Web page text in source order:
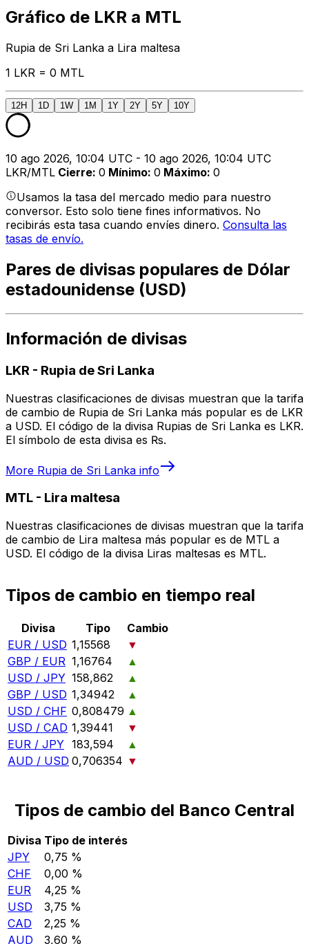
Gráfico de LKR a MTL
Rupia de Sri Lanka a Lira maltesa
1 LKR = 0 MTL
12H 1D 1W 1M 1Y 2Y 5Y 10Y
10 ago 2026, 10:04 UTC - 10 ago 2026, 10:04 UTC
LKR/MTL Cierre: 0 Mínimo: 0 Máximo: 0
Usamos la tasa del mercado medio para nuestro
conversor. Esto solo tiene fines informativos. No
recibirás esta tasa cuando envíes dinero. Consulta las
tasas de envío.
Pares de divisas populares de Dólar
estadounidense (USD)
Información de divisas
LKR - Rupia de Sri Lanka
Nuestras clasificaciones de divisas muestran que la tarifa
de cambio de Rupia de Sri Lanka más popular es de LKR
a USD. El código de la divisa Rupias de Sri Lanka es LKR.
El símbolo de esta divisa es ₨.
More Rupia de Sri Lanka info
MTL - Lira maltesa
Nuestras clasificaciones de divisas muestran que la tarifa
de cambio de Lira maltesa más popular es de MTL a
USD. El código de la divisa Liras maltesas es MTL.
Tipos de cambio en tiempo real
Divisa Tipo
Cambio
EUR / USD 1,15568
▼
GBP / EUR 1,16764
▲
USD / JPY 158,862
▲
GBP / USD 1,34942
▲
USD / CHF 0,808479 ▲
USD / CAD 1,39441
▼
EUR / JPY 183,594
▲
AUD / USD 0,706354 ▼
Tipos de cambio del Banco Central
Divisa Tipo de interés
JPY
0,75 %
CHF
0,00 %
EUR
4,25 %
USD
3,75 %
CAD
2,25 %
AUD
3,60 %